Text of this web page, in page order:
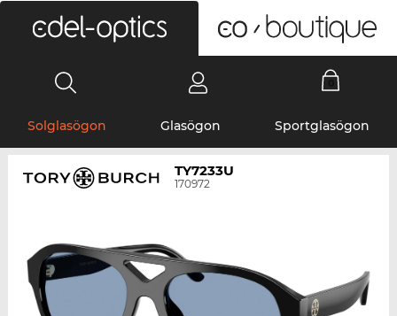
Solglasögon Glasögon Sportglasögon
TY7233U
170972